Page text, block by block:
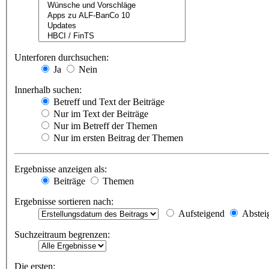
Unterforen durchsuchen:
Ja
Nein
Innerhalb suchen:
Betreff und Text der Beiträge
Nur im Text der Beiträge
Nur im Betreff der Themen
Nur im ersten Beitrag der Themen
Ergebnisse anzeigen als:
Beiträge
Themen
Ergebnisse sortieren nach:
Aufsteigend
Suchzeitraum begrenzen:
Die ersten: